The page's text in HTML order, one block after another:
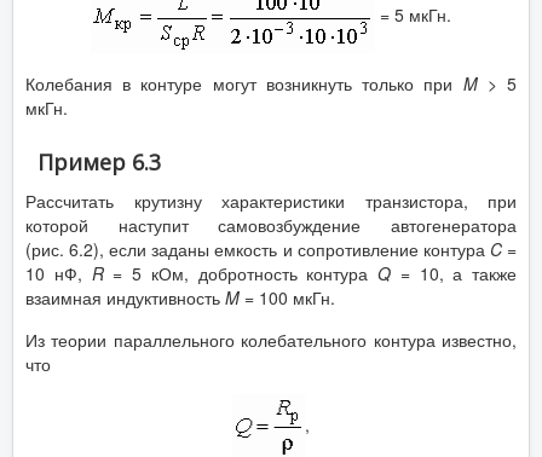
= 5 мкГн.
Колебания в контуре могут возникнуть только при M> 5
мкГн.
Пример 6.3
Рассчитать крутизну характеристики транзистора, при
которой наступит самовозбуждение автогенератора
(рис. 6.2), если заданы емкость и сопротивление контура C=
10 нФ, R= 5 кОм, добротность контура Q = 10, а также
взаимная индуктивность M = 100 мкГн.
Из теории параллельного колебательного контура известно,
что
,